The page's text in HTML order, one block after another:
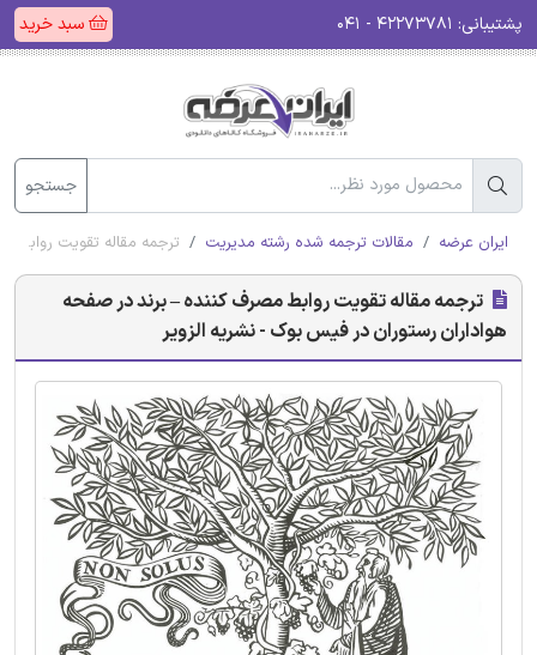
پشتیبانی: سبد خرید
جستجو
ایران عرضه مقالات ترجمه شده رشته مدیریت ترجمه مقاله تقویت روابط
ترجمه مقاله تقویت روابط مصرف کننده – برند در صفحه
هواداران رستوران در فیس بوک - نشریه الزویر